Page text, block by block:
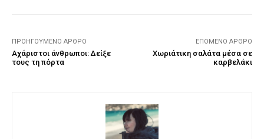
ΠΡΟΗΓΟΎΜΕΝΟ ΆΡΘΡΟ
Αχάριστοι άνθρωποι: Δείξε
τους τη πόρτα
ΕΠΌΜΕΝΟ ΆΡΘΡΟ
Χωριάτικη σαλάτα μέσα σε
καρβελάκι